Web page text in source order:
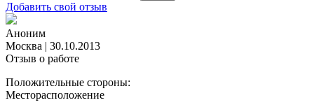
Добавить свой отзыв
Аноним
Москва | 30.10.2013
Отзыв о работе
Положительные стороны:
Месторасположение